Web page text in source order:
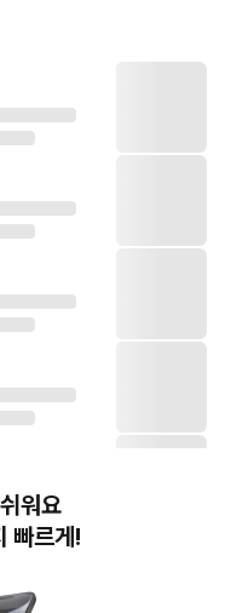
워요
빠르게!